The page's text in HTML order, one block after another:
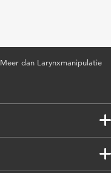
Meer dan Larynxmanipulatie